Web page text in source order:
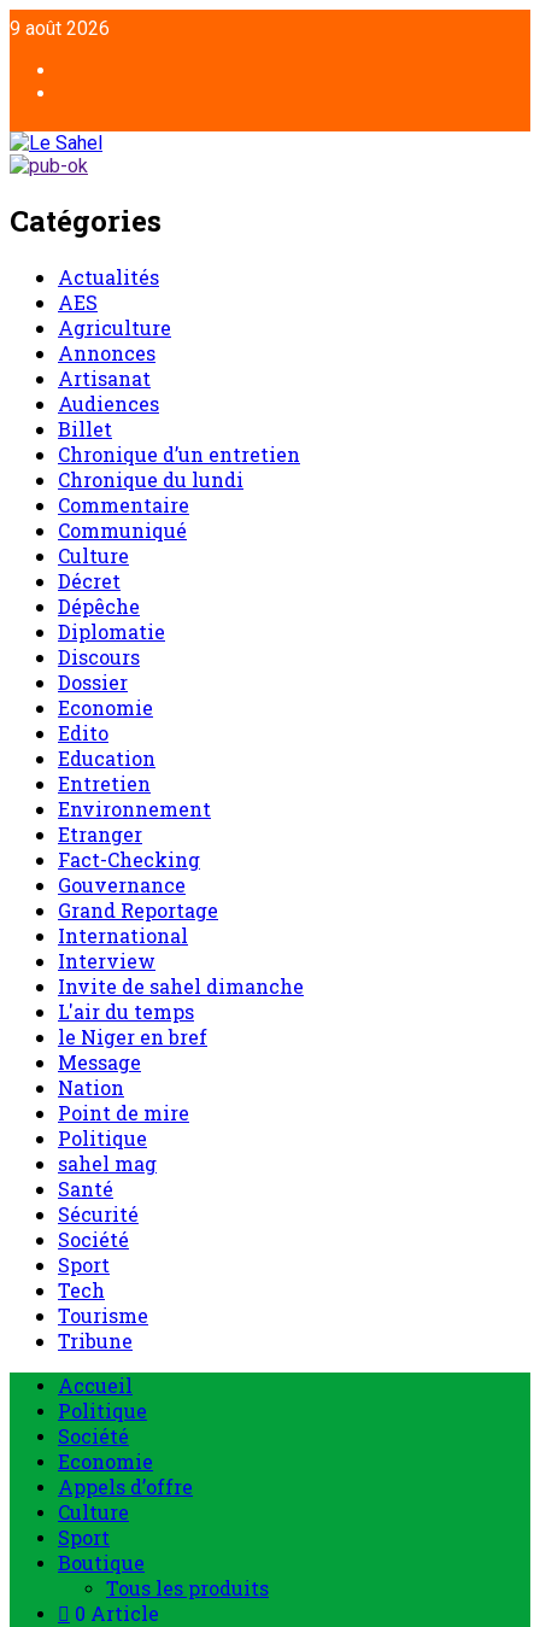
9 août 2026
Catégories
Actualités
AES
Agriculture
Annonces
Artisanat
Audiences
Billet
Chronique d’un entretien
Chronique du lundi
Commentaire
Communiqué
Culture
Décret
Dépêche
Diplomatie
Discours
Dossier
Economie
Edito
Education
Entretien
Environnement
Etranger
Fact-Checking
Gouvernance
Grand Reportage
International
Interview
Invite de sahel dimanche
L'air du temps
le Niger en bref
Message
Nation
Point de mire
Politique
sahel mag
Santé
Sécurité
Société
Sport
Tech
Tourisme
Tribune
Accueil
Politique
Société
Economie
Appels d’offre
Culture
Sport
Boutique
Tous les produits
0 Article